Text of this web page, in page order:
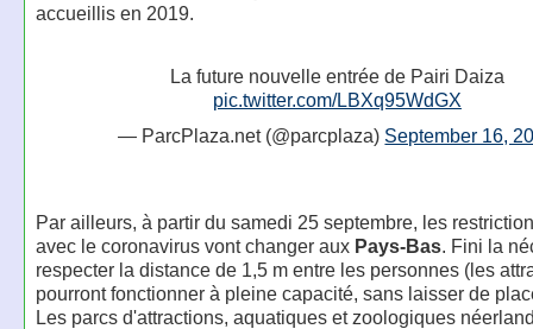
accueillis en 2019.
La future nouvelle entrée de Pairi Daiza
pic.twitter.com/LBXq95WdGX
— ParcPlaza.net (@parcplaza) September 16,
Par ailleurs, à partir du samedi 25 septembre, les
avec le coronavirus vont changer aux Pays-Bas. Fini la
respecter la distance de 1,5 m entre les personnes (les
pourront fonctionner à pleine capacité, sans laisser de
Les parcs d'attractions, aquatiques et zoologiques